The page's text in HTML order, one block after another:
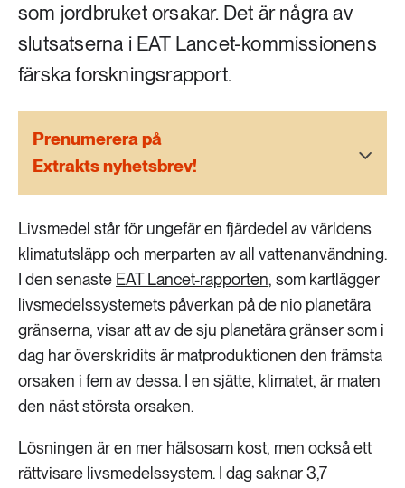
Social hållbarhet
189 ARTIKLAR
473 ARTIKLAR
Vatten
som jordbruket orsakar. Det är några av
slutsatserna i EAT Lancet-kommissionens
färska forskningsrapport.
Prenumerera på
Extrakts nyhetsbrev!
Livsmedel står för ungefär en fjärdedel av världens
klimatutsläpp och merparten av all vattenanvändning.
I den senaste EAT Lancet-rapporten, som kartlägger
livsmedelssystemets påverkan på de nio planetära
gränserna, visar att av de sju planetära gränser som i
dag har överskridits är matproduktionen den främsta
orsaken i fem av dessa. I en sjätte, klimatet, är maten
den näst största orsaken.
Lösningen är en mer hälsosam kost, men också ett
rättvisare livsmedelssystem. I dag saknar 3,7